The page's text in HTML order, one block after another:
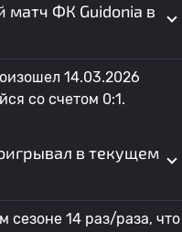
матч ФК Guidonia в
14.03.2026
со счетом 0:1.
в текущем
сезоне 14 раз/раза, что